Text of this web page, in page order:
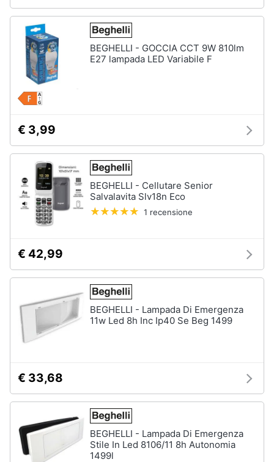
BEGHELLI - GOCCIA CCT 9W 810lm
E27 lampada LED Variabile F
€ 3,99
BEGHELLI - Cellutare Senior
Salvalavita Slv18n Eco
1 recensione
€ 42,99
BEGHELLI - Lampada Di Emergenza
11w Led 8h Inc Ip40 Se Beg 1499
€ 33,68
BEGHELLI - Lampada Di Emergenza
Stile In Led 8106/11 8h Autonomia
1499l